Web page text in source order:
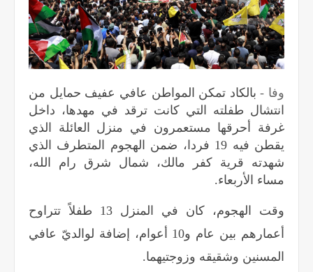
وفا - بالكاد تمكن المواطن عافي عفيف حمايل من
انتشال طفلته التي كانت ترقد في مهدها، داخل
غرفة أحرقها مستعمرون في منزل العائلة الذي
يقطن فيه 19 فردا، ضمن الهجوم المتطرف الذي
شهدته قرية كفر مالك، شمال شرق رام الله،
مساء الأربعاء.
وقت الهجوم، كان في المنزل 13 طفلاً تتراوح
أعمارهم بين عام و10 أعوام، إضافة لوالديّ عافي
المسنين وشقيقه وزوجتيهما.